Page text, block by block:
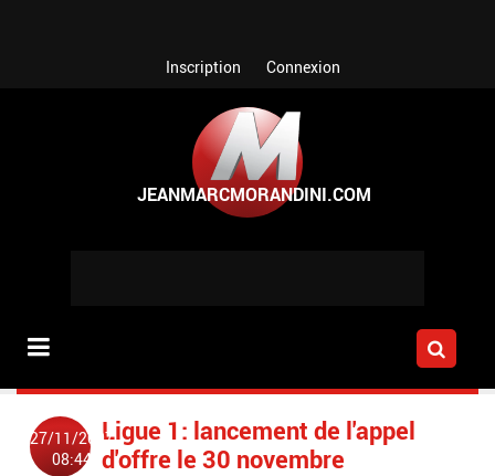
Inscription Connexion
27/11/2007
08:44
Ligue 1: lancement de l'appel
d'offre le 30 novembre